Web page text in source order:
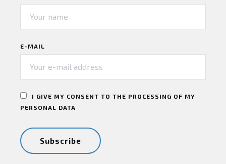
E-MAIL
I GIVE MY CONSENT TO THE PROCESSING OF MY
PERSONAL DATA